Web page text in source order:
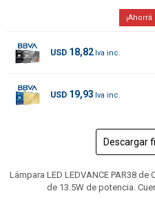
USD 18,82
USD 19,93
Descargar
Lámpara LED LEDVANCE PAR38
de 13.5W de potencia.